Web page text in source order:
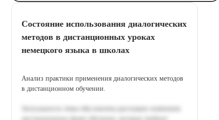
Состояние использования диалогических
методов в дистанционных уроках
немецкого языка в школах
Анализ практики применения диалогических методов
в дистанционном обучении.